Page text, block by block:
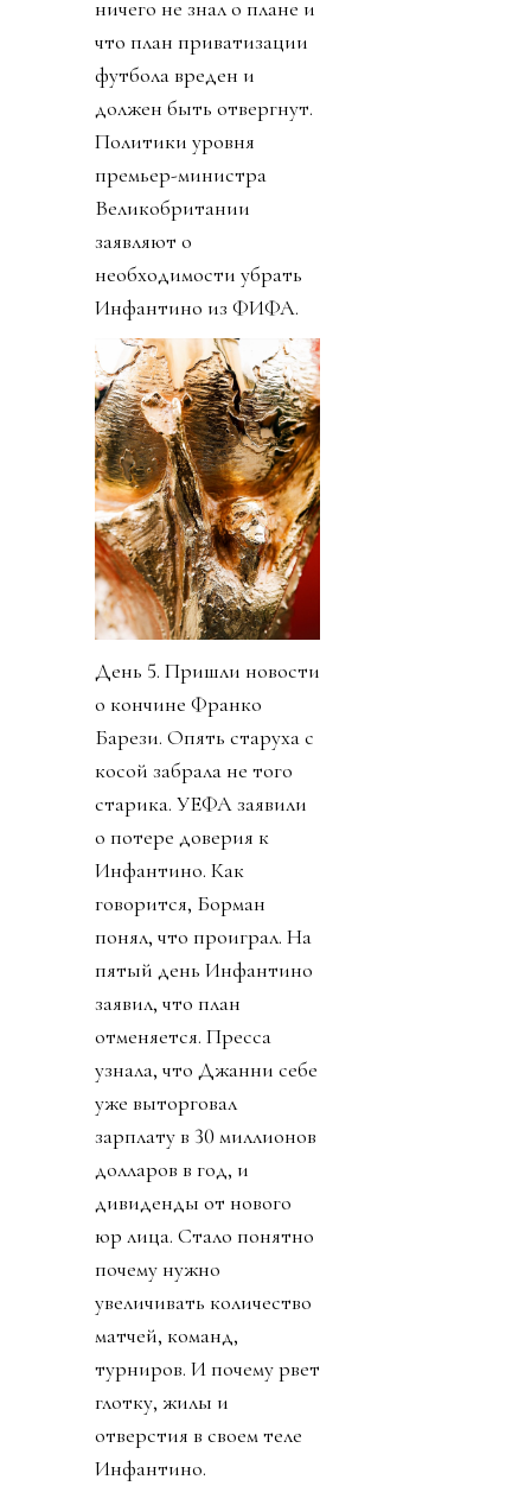
ничего не знал о плане и
что план приватизации
футбола вреден и
должен быть отвергнут.
Политики уровня
премьер-министра
Великобритании
заявляют о
необходимости убрать
Инфантино из ФИФА.
День 5. Пришли новости
о кончине Франко
Барези. Опять старуха с
косой забрала не того
старика. УЕФА заявили
о потере доверия к
Инфантино. Как
говорится, Борман
понял, что проиграл. На
пятый день Инфантино
заявил, что план
отменяется. Пресса
узнала, что Джанни себе
уже выторговал
зарплату в 30 миллионов
долларов в год, и
дивиденды от нового
юр лица. Стало понятно
почему нужно
увеличивать количество
матчей, команд,
турниров. И почему рвет
глотку, жилы и
отверстия в своем теле
Инфантино.